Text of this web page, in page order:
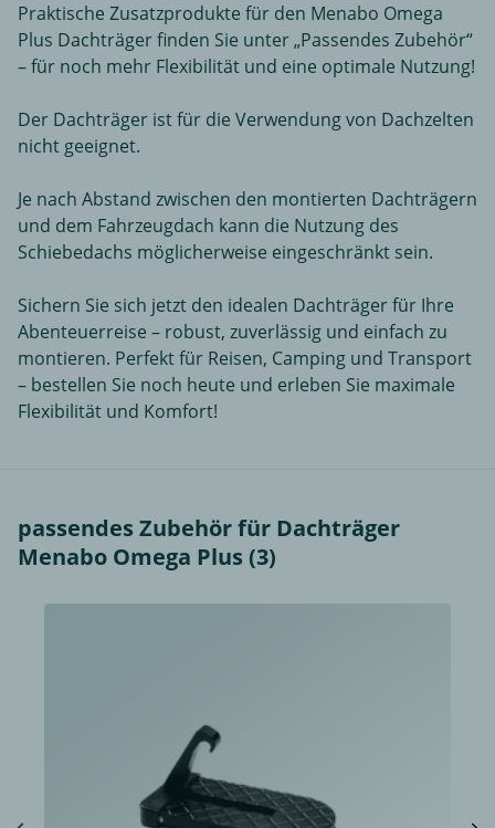
Praktische Zusatzprodukte für den Menabo Omega
Plus Dachträger finden Sie unter „Passendes Zubehör“
– für noch mehr Flexibilität und eine optimale Nutzung!
Der Dachträger ist für die Verwendung von Dachzelten
nicht geeignet.
Je nach Abstand zwischen den montierten Dachträgern
und dem Fahrzeugdach kann die Nutzung des
Schiebedachs möglicherweise eingeschränkt sein.
Sichern Sie sich jetzt den idealen Dachträger für Ihre
Abenteuerreise – robust, zuverlässig und einfach zu
montieren. Perfekt für Reisen, Camping und Transport
– bestellen Sie noch heute und erleben Sie maximale
Flexibilität und Komfort!
passendes Zubehör für Dachträger
Menabo Omega Plus (3)